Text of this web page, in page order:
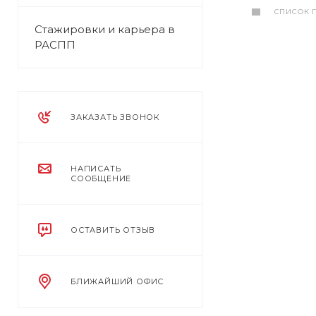
Стажировки и карьера в
РАСПП
ЗАКАЗАТЬ ЗВОНОК
НАПИСАТЬ
СООБЩЕНИЕ
ОСТАВИТЬ ОТЗЫВ
БЛИЖАЙШИЙ ОФИС
СПИСОК